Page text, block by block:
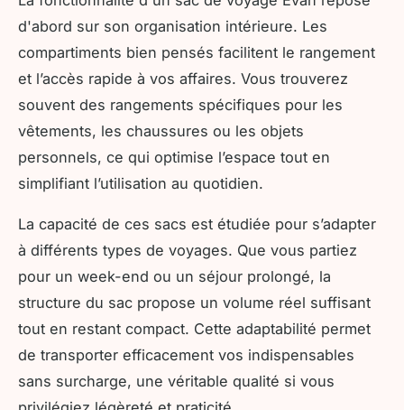
d'abord sur son organisation intérieure. Les
compartiments bien pensés facilitent le rangement
et l’accès rapide à vos affaires. Vous trouverez
souvent des rangements spécifiques pour les
vêtements, les chaussures ou les objets
personnels, ce qui optimise l’espace tout en
simplifiant l’utilisation au quotidien.
La capacité de ces sacs est étudiée pour s’adapter
à différents types de voyages. Que vous partiez
pour un week-end ou un séjour prolongé, la
structure du sac propose un volume réel suffisant
tout en restant compact. Cette adaptabilité permet
de transporter efficacement vos indispensables
sans surcharge, une véritable qualité si vous